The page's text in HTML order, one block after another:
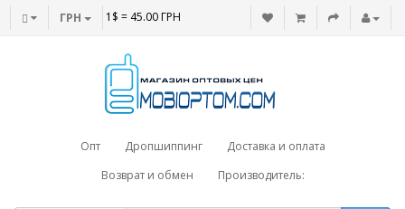
ГРН 1$ = 45.00 ГРН
Опт Дропшиппинг
Доставка и оплата
Возврат и обмен
Производитель: